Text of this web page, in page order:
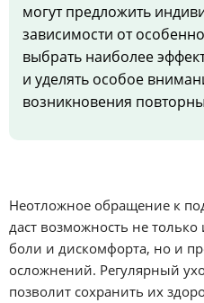
могут предложить
зависимости от
выбрать наиболее
и уделять особое
возникновения
Неотложное обращение к
даст возможность не
боли и дискомфорта, но и
осложнений. Регулярный
позволит сохранить их